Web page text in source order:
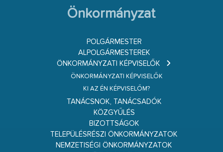
Önkormányzat
POLGÁRMESTER
ALPOLGÁRMESTEREK
ÖNKORMÁNYZATI KÉPVISELŐK
ÖNKORMÁNYZATI KÉPVISELŐK
KI AZ ÉN KÉPVISELŐM?
TANÁCSNOK, TANÁCSADÓK
KÖZGYŰLÉS
BIZOTTSÁGOK
TELEPÜLÉSRÉSZI ÖNKORMÁNYZATOK
NEMZETISÉGI ÖNKORMÁNYZATOK